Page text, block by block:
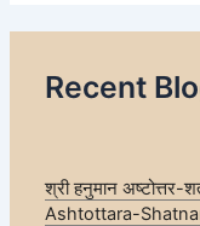
Recent
श्री हनुमान
Ashtottara-